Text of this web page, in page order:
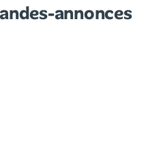
annonces